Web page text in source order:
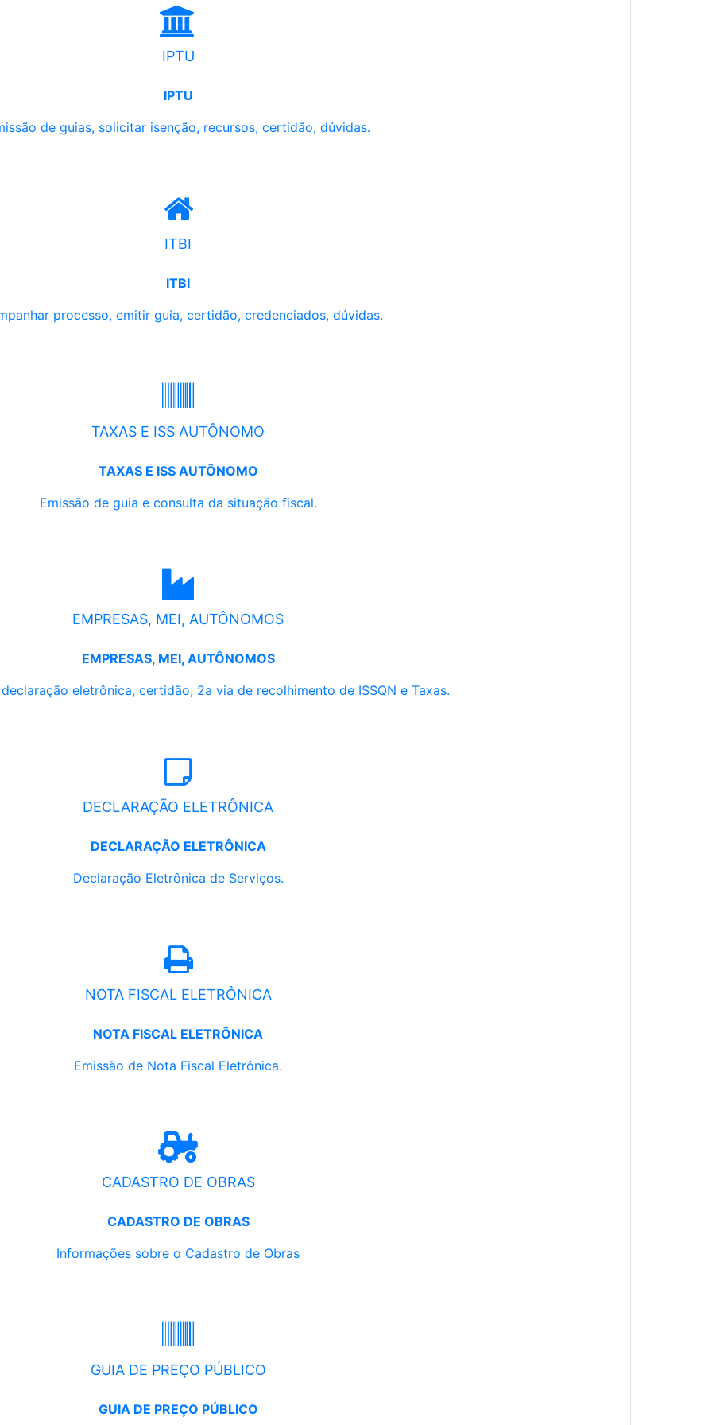
IPTU
IPTU
de guias, solicitar isenção, recursos, certidão, dúvidas.
ITBI
ITBI
processo, emitir guia, certidão, credenciados, dúvidas.
TAXAS E ISS AUTÔNOMO
TAXAS E ISS AUTÔNOMO
Emissão de guia e consulta da situação fiscal.
EMPRESAS, MEI, AUTÔNOMOS
EMPRESAS, MEI, AUTÔNOMOS
eletrônica, certidão, 2a via de recolhimento de ISSQN e Taxas.
DECLARAÇÃO ELETRÔNICA
DECLARAÇÃO ELETRÔNICA
Declaração Eletrônica de Serviços.
NOTA FISCAL ELETRÔNICA
NOTA FISCAL ELETRÔNICA
Emissão de Nota Fiscal Eletrônica.
CADASTRO DE OBRAS
CADASTRO DE OBRAS
Informações sobre o Cadastro de Obras
GUIA DE PREÇO PÚBLICO
GUIA DE PREÇO PÚBLICO